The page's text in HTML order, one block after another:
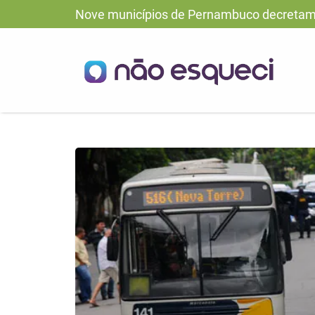
Nove municípios de Pernambuco